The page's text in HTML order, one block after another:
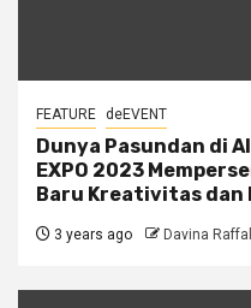
FEATURE deEVENT
Dunya Pasundan di
EXPO 2023
Baru Kreativitas dan
3 years ago Davina